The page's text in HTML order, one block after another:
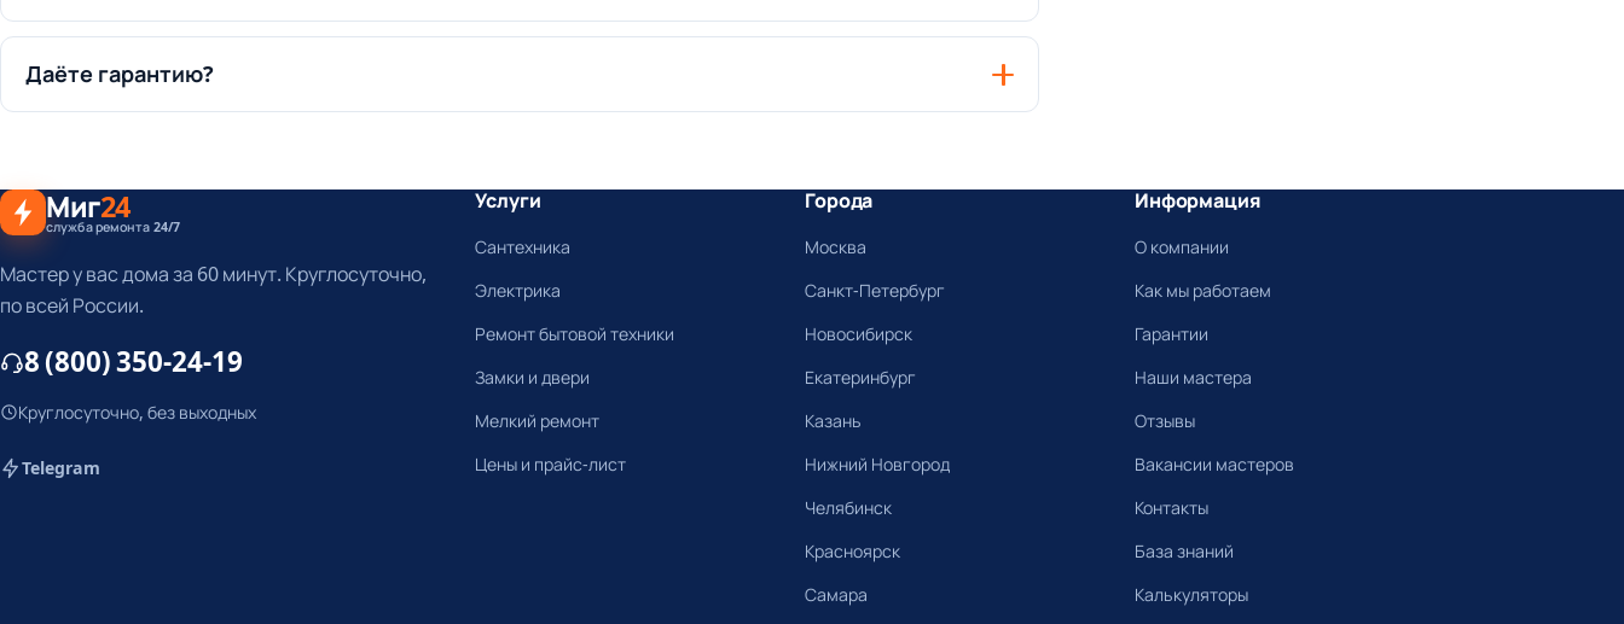
Даёте гарантию?
Миг24
служба ремонта 24/7
Мастер у вас дома за 60 минут. Круглосуточно,
по всей России.
8 (800) 350-24-19
Круглосуточно, без выходных
Telegram
Услуги
Сантехника
Электрика
Ремонт бытовой техники
Замки и двери
Мелкий ремонт
Цены и прайс-лист
Города
Москва
Санкт-Петербург
Новосибирск
Екатеринбург
Казань
Нижний Новгород
Челябинск
Красноярск
Самара
Информация
О компании
Как мы работаем
Гарантии
Наши мастера
Отзывы
Вакансии мастеров
Контакты
База знаний
Калькуляторы